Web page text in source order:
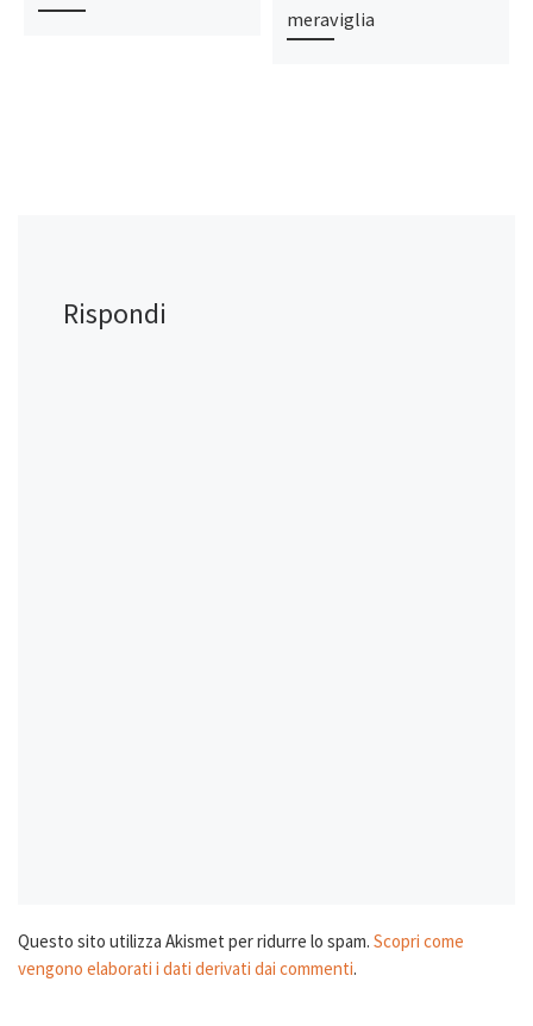
meraviglia
Rispondi
Questo sito utilizza Akismet per ridurre lo spam. Scopri come
vengono elaborati i dati derivati dai commenti.